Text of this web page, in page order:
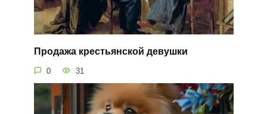
Продажа крестьянской девушки
0 31